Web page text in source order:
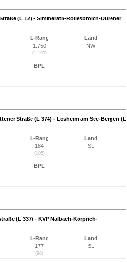
(L 12) - Simmerath-Rollesbroich-Dürener
L-Rang
1.750
(1.165)
Land
NW
BPL
Straße (L 374) - Losheim am See-Bergen (L
L-Rang
184
(105)
Land
SL
BPL
(L 337) - KVP Nalbach-Körprich-
L-Rang
177
(98)
Land
SL